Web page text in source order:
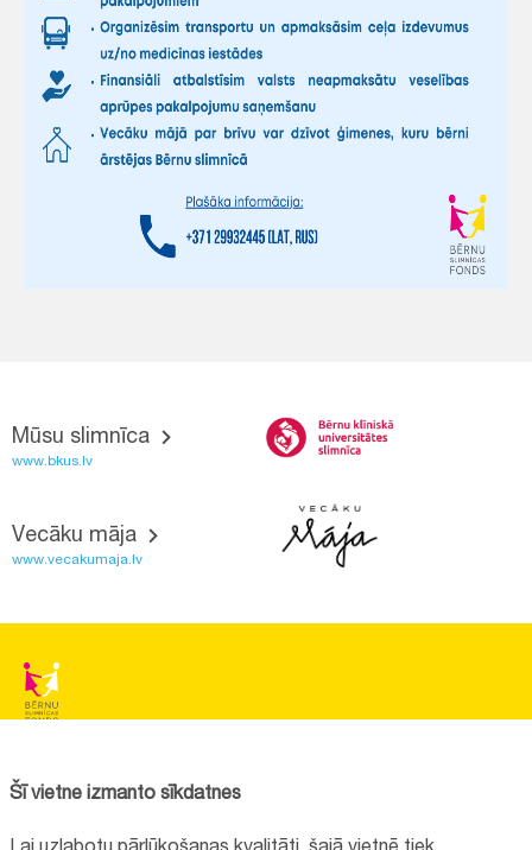
Mūsu slimnīca
www.bkus.lv
Vecāku māja
www.vecakumaja.lv
Reģistrācijas nr.:40008057120
Šī vietne izmanto sīkdatnes